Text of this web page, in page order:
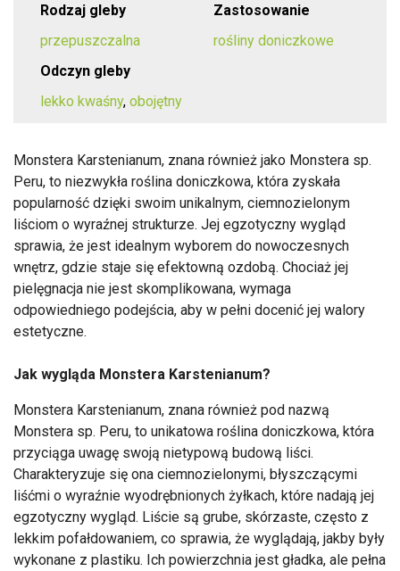
Rodzaj gleby
przepuszczalna
Zastosowanie
rośliny doniczkowe
Odczyn gleby
lekko kwaśny, obojętny
Monstera Karstenianum, znana również jako Monstera sp.
Peru, to niezwykła roślina doniczkowa, która zyskała
popularność dzięki swoim unikalnym, ciemnozielonym
liściom o wyraźnej strukturze. Jej egzotyczny wygląd
sprawia, że jest idealnym wyborem do nowoczesnych
wnętrz, gdzie staje się efektowną ozdobą. Chociaż jej
pielęgnacja nie jest skomplikowana, wymaga
odpowiedniego podejścia, aby w pełni docenić jej walory
estetyczne.
Jak wygląda Monstera Karstenianum?
Monstera Karstenianum, znana również pod nazwą
Monstera sp. Peru, to unikatowa roślina doniczkowa, która
przyciąga uwagę swoją nietypową budową liści.
Charakteryzuje się ona ciemnozielonymi, błyszczącymi
liśćmi o wyraźnie wyodrębnionych żyłkach, które nadają jej
egzotyczny wygląd. Liście są grube, skórzaste, często z
lekkim pofałdowaniem, co sprawia, że wyglądają, jakby były
wykonane z plastiku. Ich powierzchnia jest gładka, ale pełna